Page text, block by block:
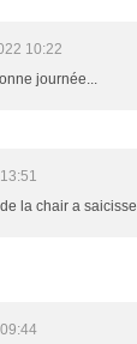
10:22
journée...
la chair a saicisse